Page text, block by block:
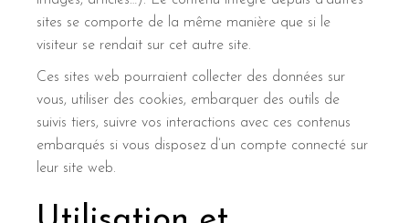
sites se comporte de la même manière que si le
visiteur se rendait sur cet autre site.
Ces sites web pourraient collecter des données sur
vous, utiliser des cookies, embarquer des outils de
suivis tiers, suivre vos interactions avec ces contenus
embarqués si vous disposez d’un compte connecté sur
leur site web.